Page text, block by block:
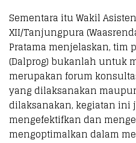
Sementara itu Wakil
XII/Tanjungpura
Pratama menjelaskan, tim
(Dalprog) bukanlah untuk
merupakan forum
yang dilaksanakan
dilaksanakan, kegiatan
mengefektifkan dan
mengoptimalkan dalam